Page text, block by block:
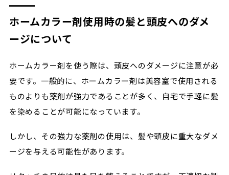
ホームカラー剤使用時の髪と頭皮へのダメ
ージについて
ホームカラー剤を使う際は、頭皮へのダメージに注意が必
要です。一般的に、ホームカラー剤は美容室で使用される
ものよりも薬剤が強力であることが多く、自宅で手軽に髪
を染めることが可能になっています。
しかし、その強力な薬剤の使用は、髪や頭皮に重大なダメ
ージを与える可能性があります。